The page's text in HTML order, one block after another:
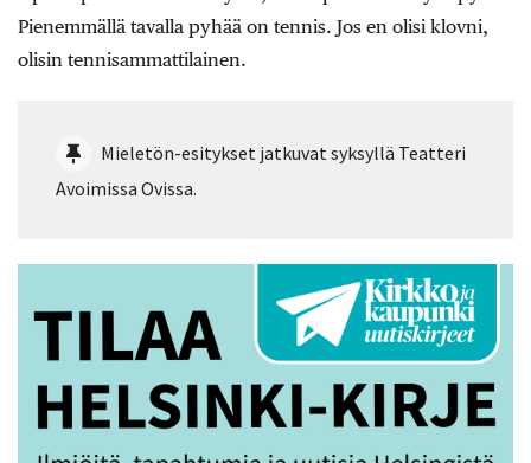
Pienemmällä tavalla pyhää on tennis. Jos en olisi klovni,
olisin tennisammattilainen.
Mieletön-esitykset jatkuvat syksyllä Teatteri
Avoimissa Ovissa.